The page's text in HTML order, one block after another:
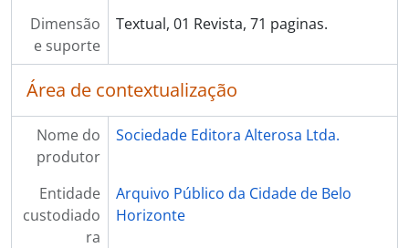
Dimensão
e suporte
Textual, 01 Revista, 71 paginas.
Área de contextualização
Nome do
produtor
Sociedade Editora Alterosa Ltda.
Entidade
custodiado
ra
Arquivo Público da Cidade de Belo
Horizonte